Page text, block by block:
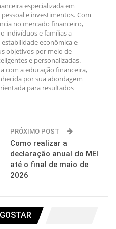
especializada em
e investimentos. Com
no mercado financeiro,
indivíduos e famílias a
econômica e
objetivos por meio de
e personalizadas.
com a educação financeira,
por sua abordagem
para resultados
PRÓXIMO POST
Como realizar a
declaração anual do MEI
até o final de maio de
2026